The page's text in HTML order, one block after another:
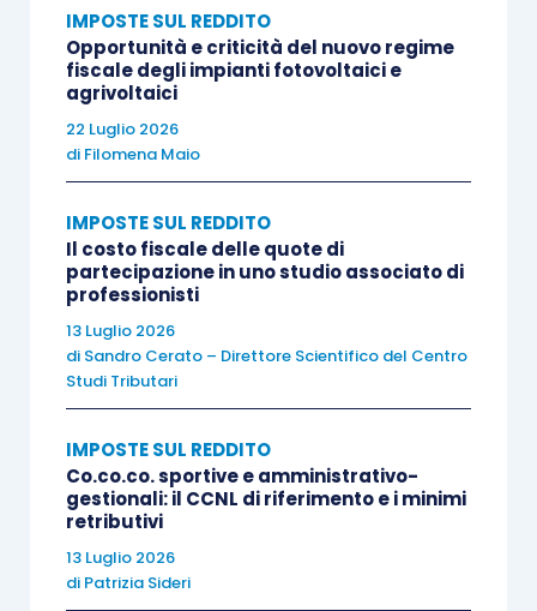
separata“gli emolumentiarretrati per prestazioni di
lavoro dipendente riferibili ad anni precedenti,
percepitiper effetto di leggi, di contratti collettivi, di
sentenze o di atti amministrativisopravvenuti, o per
altre cause non dipendenti dalla volontà delle parti
In relazione a tale fattispecie, l’Amministrazione
finanziaria ha avuto modo di chiarire che
circolare n. 23/1997
risoluzione n. 43/E/2004
le situazioni che possono in concreto
assumere rilevanza ai fini della tassazione
separatasono di due tipi:
consistono nel sopraggiungere di norme
IMPOSTE SUL REDDITO
Opportunità e criticità del nuovo regime
fiscale degli impianti fotovoltaici e
agrivoltaici
22 Luglio 2026
di Filomena Maio
IMPOSTE SUL REDDITO
Il costo fiscale delle quote di
partecipazione in uno studio associato di
professionisti
13 Luglio 2026
di Sandro Cerato – Direttore Scientifico del Centro
Studi Tributari
IMPOSTE SUL REDDITO
Co.co.co. sportive e amministrativo-
gestionali: il CCNL di riferimento e i minimi
retributivi
13 Luglio 2026
di Patrizia Sideri